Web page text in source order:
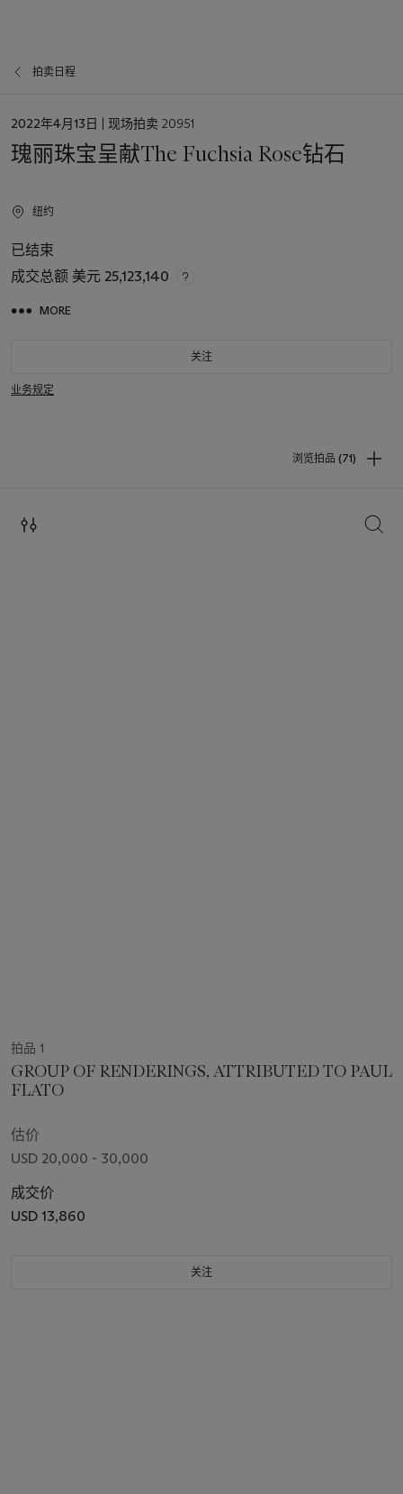
拍卖日程
日
2022年4月13日 | 现场拍卖 20951
瑰丽珠宝呈献The Fuchsia Rose钻石
纽约
已结束
成交总额 美元 25,123,140
MORE
关注
业务规定
浏览拍品 (71)
搜索
拍品 1
GROUP OF RENDERINGS, ATTRIBUTED TO PAUL
FLATO
估价
USD 20,000 - 30,000
成交价
USD 13,860
关注